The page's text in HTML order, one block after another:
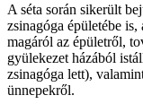
A séta során sikerült
zsinagóga épületébe
magáról az épületről,
gyülekezet házából
zsinagóga lett),
ünnepekről.